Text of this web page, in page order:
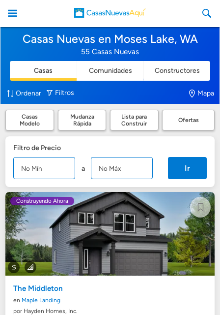
Casas Nuevas en Moses Lake, WA
55 Casas Nuevas
Casas Comunidades Constructores
Ordenar Filtros Mapa
Casas
Modelo
Mudanza
Rápida
Lista para
Construir
Ofertas
Filtro de Precio
a Ir
Construyendo Ahora
The Middleton
en Maple Landing
por Hayden Homes, Inc.